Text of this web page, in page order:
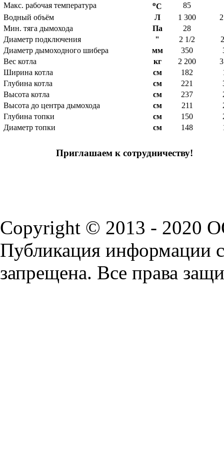
Макс. рабочая температура oC
85
Водный объём
Л 1 300
Мин. тяга дымохода
Па
28
Диаметр подключения
" 2 1/2
Диаметр дымоходного шибера
мм 350
Вес котла
кг 2 200
Ширина котла
см 182
Глубина котла
см 221
Высота котла
см 237
Высота до центра дымохода
см 211
Глубина топки
см 150
Диаметр топки
см 148
Приглашаем к сотрудничеству!
Copyright © 2013 - 2020
Публикация информации
запрещена. Все права